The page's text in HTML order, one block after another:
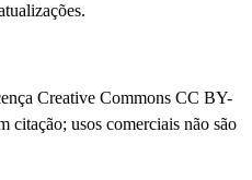
Creative Commons CC BY-
citação; usos comerciais não são